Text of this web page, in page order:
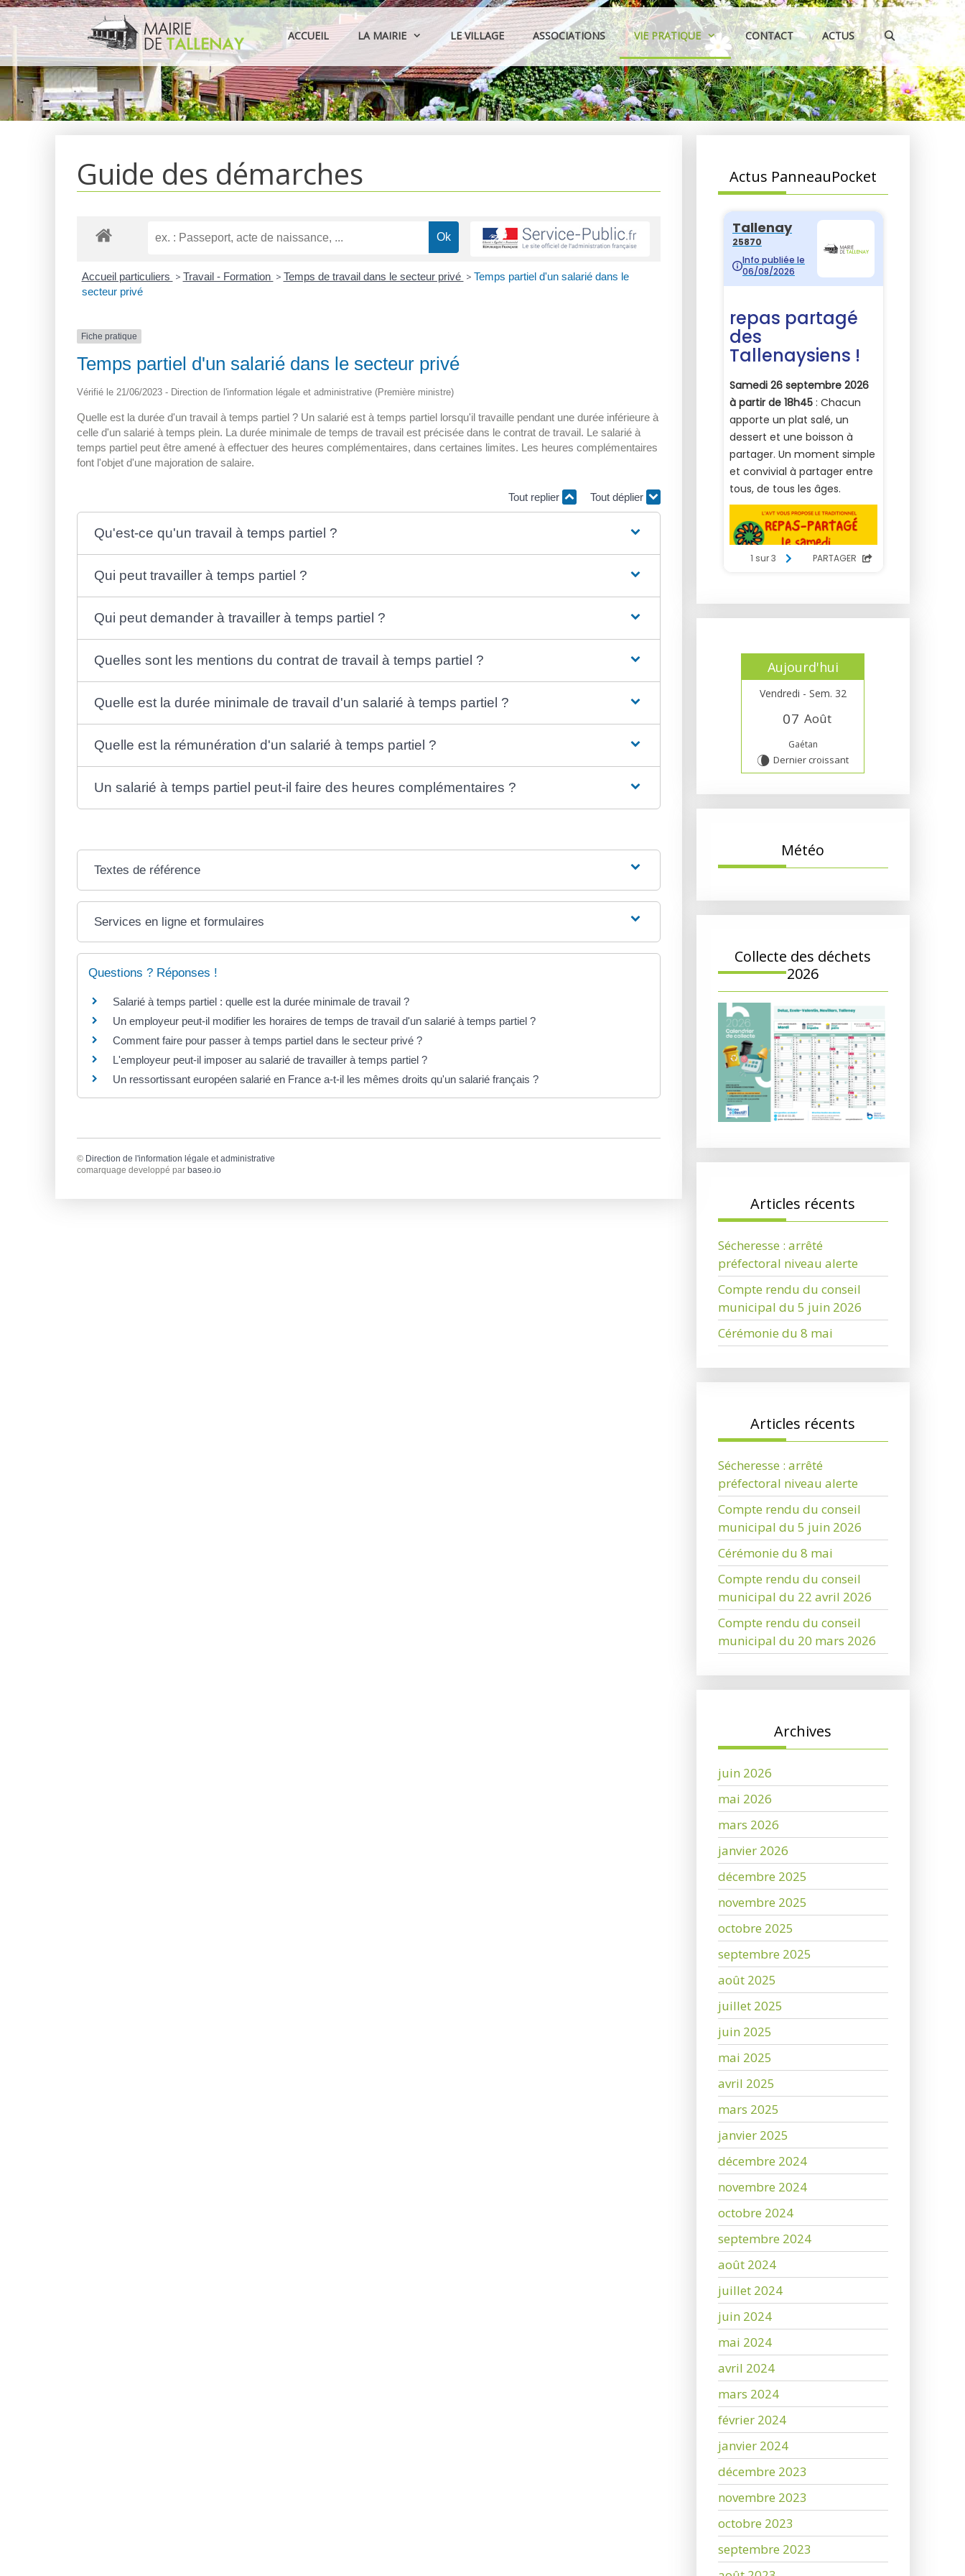
Aller
au
contenu
ACCUEIL LA MAIRIE LE VILLAGE ASSOCIATIONS VIE PRATIQUE CONTACT ACTUS
Guide des démarches
Accueil particuliers > Travail - Formation > Temps de travail dans le secteur privé > Temps partiel d'un salarié dans le
secteur privé
Fiche pratique
Temps partiel d'un salarié dans le secteur privé
Vérifié le 21/06/2023 - Direction de l'information légale et administrative (Première ministre)
Quelle est la durée d'un travail à temps partiel ? Un salarié est à temps partiel lorsqu'il travaille pendant une durée inférieure à
celle d'un salarié à temps plein. La durée minimale de temps de travail est précisée dans le contrat de travail. Le salarié à
temps partiel peut être amené à effectuer des heures complémentaires, dans certaines limites. Les heures complémentaires
font l'objet d'une majoration de salaire.
Tout replier Tout déplier
Qu'est-ce qu'un travail à temps partiel ?
Qui peut travailler à temps partiel ?
Qui peut demander à travailler à temps partiel ?
Quelles sont les mentions du contrat de travail à temps partiel ?
Quelle est la durée minimale de travail d'un salarié à temps partiel ?
Quelle est la rémunération d'un salarié à temps partiel ?
Un salarié à temps partiel peut-il faire des heures complémentaires ?
Textes de référence
Services en ligne et formulaires
Questions ? Réponses !
Salarié à temps partiel : quelle est la durée minimale de travail ?
Un employeur peut-il modifier les horaires de temps de travail d'un salarié à temps partiel ?
Comment faire pour passer à temps partiel dans le secteur privé ?
L'employeur peut-il imposer au salarié de travailler à temps partiel ?
Un ressortissant européen salarié en France a-t-il les mêmes droits qu'un salarié français ?
© Direction de l'information légale et administrative
comarquage developpé par baseo.io
Actus PanneauPocket
Aujourd'hui
Vendredi - Sem. 32
07 Août
Gaétan
V Dernier croissant
Météo
Collecte des déchets
2026
Articles récents
Sécheresse : arrêté
préfectoral niveau alerte
Compte rendu du conseil
municipal du 5 juin 2026
Cérémonie du 8 mai
Articles récents
Sécheresse : arrêté
préfectoral niveau alerte
Compte rendu du conseil
municipal du 5 juin 2026
Cérémonie du 8 mai
Compte rendu du conseil
municipal du 22 avril 2026
Compte rendu du conseil
municipal du 20 mars 2026
Archives
juin 2026
mai 2026
mars 2026
janvier 2026
décembre 2025
novembre 2025
octobre 2025
septembre 2025
août 2025
juillet 2025
juin 2025
mai 2025
avril 2025
mars 2025
janvier 2025
décembre 2024
novembre 2024
octobre 2024
septembre 2024
août 2024
juillet 2024
juin 2024
mai 2024
avril 2024
mars 2024
février 2024
janvier 2024
décembre 2023
novembre 2023
octobre 2023
septembre 2023